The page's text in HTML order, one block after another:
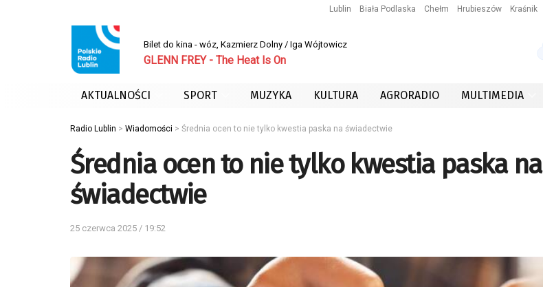
Lublin Biała Podlaska Chełm Hrubieszów Kraśnik
Bilet do kina - wóz, Kazmierz Dolny / Iga Wójtowicz
GLENN FREY - The Heat Is On
AKTUALNOŚCI SPORT MUZYKA KULTURA AGRORADIO MULTIMEDIA
Radio Lublin > Wiadomości > Średnia ocen to nie tylko kwestia paska na świadectwie
Średnia ocen to nie tylko kwestia paska na
świadectwie
25 czerwca 2025 / 19:52